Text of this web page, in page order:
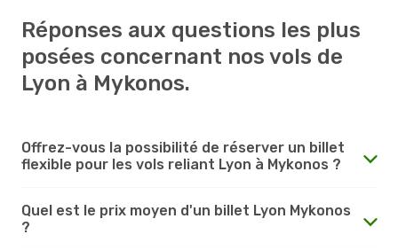
Réponses aux questions les plus
posées concernant nos vols de
Lyon à Mykonos.
Offrez-vous la possibilité de réserver un billet
flexible pour les vols reliant Lyon à Mykonos ?
Quel est le prix moyen d'un billet Lyon Mykonos
?